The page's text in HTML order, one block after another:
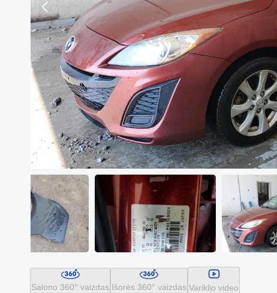
Salono 360° vaizdas Išorės 360° vaizdas Variklio video